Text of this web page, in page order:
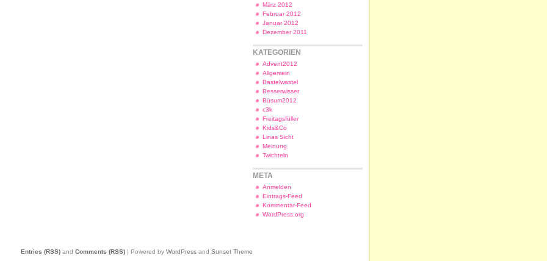
März 2012
Februar 2012
Januar 2012
Dezember 2011
KATEGORIEN
Advent2012
Allgemein
Bastelwastel
Besserwisser
Büsum2012
c3k
Freitagsfüller
Kids&Co
Linas Sicht
Meinung
Twichteln
META
Anmelden
Eintrags-Feed
Kommentar-Feed
WordPress.org
Entries (RSS) and Comments (RSS) | Powered by WordPress and Sunset Theme